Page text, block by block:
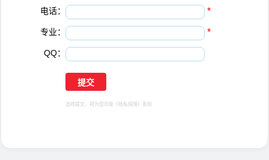
电话： *
专业： *
QQ：
选择提交，视为您同意 《隐私保障》 条例